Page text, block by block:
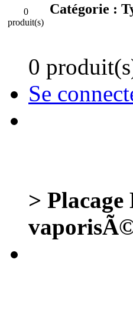
0
produit(s)
Catégorie :
0
Se
>